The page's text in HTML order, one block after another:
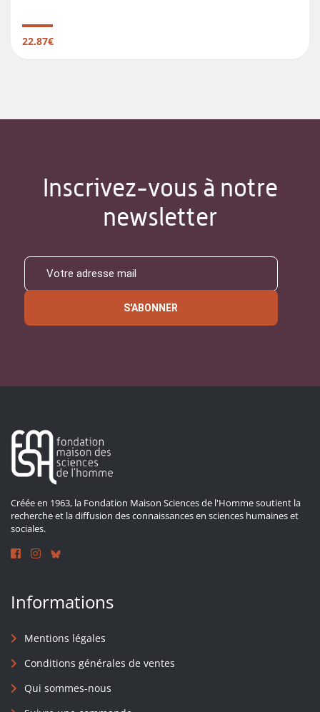
22.87€
Inscrivez-vous à notre
newsletter
S'ABONNER
Créée en 1963, la Fondation Maison Sciences de l'Homme soutient la
recherche et la diffusion des connaissances en sciences humaines et
sociales.
Informations
Mentions légales
Conditions générales de ventes
Qui sommes-nous